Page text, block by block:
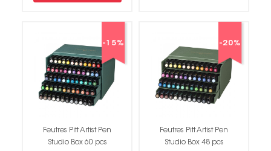
-15%
Feutres Pitt Artist Pen
Studio Box 60 pcs
-20%
Feutres Pitt Artist Pen
Studio Box 48 pcs